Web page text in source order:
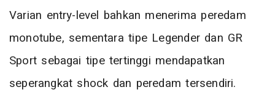
Varian entry-level bahkan menerima peredam
monotube, sementara tipe Legender dan GR
Sport sebagai tipe tertinggi mendapatkan
seperangkat shock dan peredam tersendiri.